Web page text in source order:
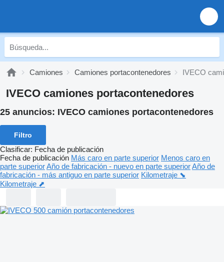
Camiones Camiones portacontenedores IVECO
IVECO camiones portacontenedores
25 anuncios: IVECO camiones portacontenedores
Filtro
Clasificar: Fecha de publicación
Fecha de publicación Más caro en parte superior Menos caro en
parte superiorAño de fabricación - nuevo en parte superiorAño de
fabricación - más antiguo en parte superior Kilometraje ⬊
Kilometraje ⬈